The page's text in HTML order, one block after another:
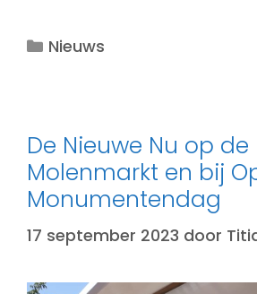
Categorieën
Nieuws
De Nieuwe Nu op de
Molenmarkt en bij
Monumentendag
17 september 2023 door